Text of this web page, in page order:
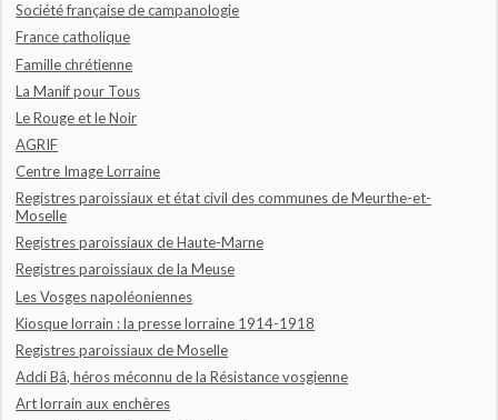
Société française de campanologie
France catholique
Famille chrétienne
La Manif pour Tous
Le Rouge et le Noir
AGRIF
Centre Image Lorraine
Registres paroissiaux et état civil des communes de Meurthe-et-
Moselle
Registres paroissiaux de Haute-Marne
Registres paroissiaux de la Meuse
Les Vosges napoléoniennes
Kiosque lorrain : la presse lorraine 1914-1918
Registres paroissiaux de Moselle
Addi Bâ, héros méconnu de la Résistance vosgienne
Art lorrain aux enchères